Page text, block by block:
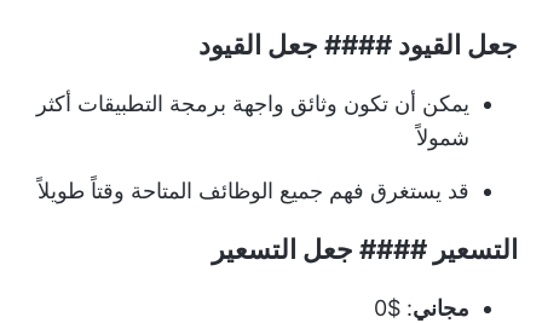
جعل القيود #### جعل القيود
يمكن أن تكون وثائق واجهة برمجة التطبيقات أكثر
شمولاً
قد يستغرق فهم جميع الوظائف المتاحة وقتاً طويلاً
التسعير #### جعل التسعير
مجاني: $0